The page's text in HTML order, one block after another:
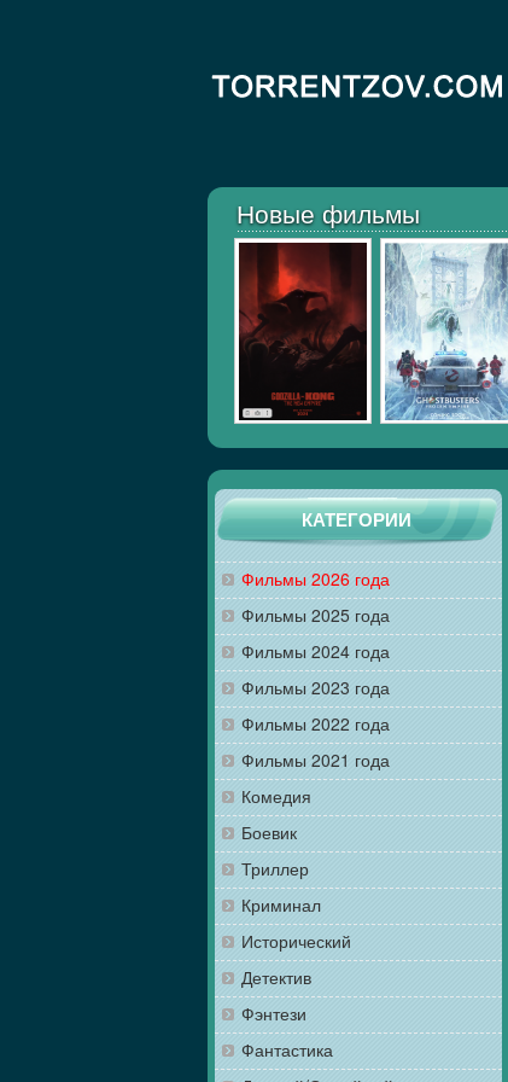
Новые фильмы
КАТЕГОРИИ
Фильмы 2026 года
Фильмы 2025 года
Фильмы 2024 года
Фильмы 2023 года
Фильмы 2022 года
Фильмы 2021 года
Комедия
Боевик
Триллер
Криминал
Исторический
Детектив
Фэнтези
Фантастика